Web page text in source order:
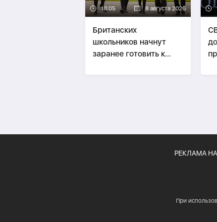
18:05 8 августа 2026
Британских
школьников начнут
заранее готовить к
РЕКЛАМА
При